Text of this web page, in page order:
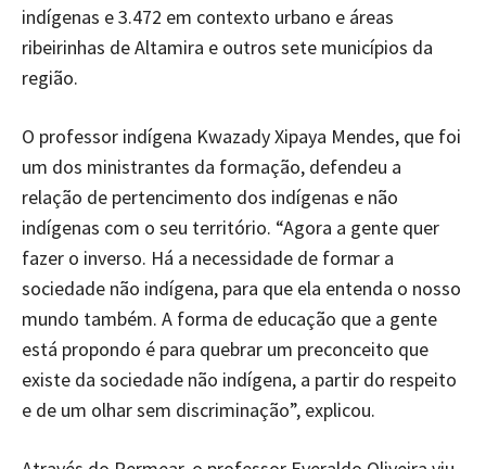
indígenas e 3.472 em contexto urbano e áreas
ribeirinhas de Altamira e outros sete municípios da
região.
O professor indígena Kwazady Xipaya Mendes, que foi
um dos ministrantes da formação, defendeu a
relação de pertencimento dos indígenas e não
indígenas com o seu território. “Agora a gente quer
fazer o inverso. Há a necessidade de formar a
sociedade não indígena, para que ela entenda o nosso
mundo também. A forma de educação que a gente
está propondo é para quebrar um preconceito que
existe da sociedade não indígena, a partir do respeito
e de um olhar sem discriminação”, explicou.